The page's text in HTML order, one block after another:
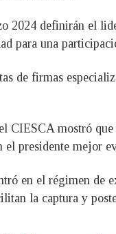
2024 definirán el
para una
de firmas
CIESCA mostró
el presidente mejor
en el régimen de
la captura y